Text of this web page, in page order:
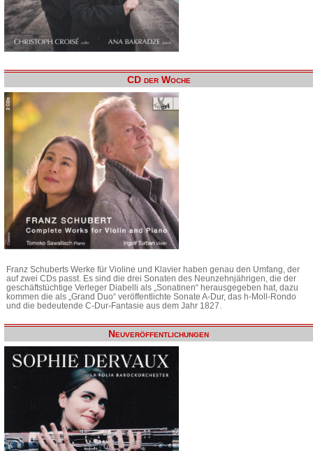
CD der Woche
Franz Schuberts Werke für Violine und Klavier haben genau den Umfang, der
auf zwei CDs passt. Es sind die drei Sonaten des Neunzehnjährigen, die der
geschäftstüchtige Verleger Diabelli als „Sonatinen“ herausgegeben hat, dazu
kommen die als „Grand Duo“ veröffentlichte Sonate A-Dur, das h-Moll-Rondo
und die bedeutende C-Dur-Fantasie aus dem Jahr 1827.
Neuveröffentlichungen